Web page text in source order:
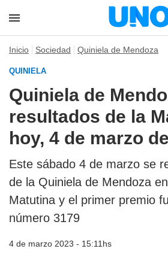
Inicio Sociedad Quiniela de Mendoza
QUINIELA
Quiniela de
resultados de la
hoy, 4 de marzo
Este sábado 4 de marzo se
de la Quiniela de Mendoza
Matutina y el primer premio
número 3179
4 de marzo 2023 - 15:11hs